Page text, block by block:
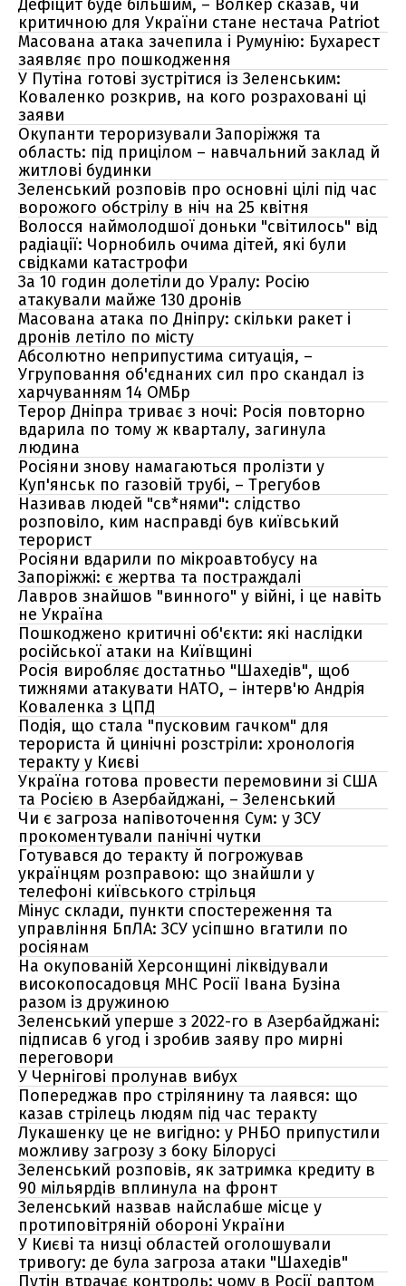
Дефіцит буде більшим, – Волкер сказав, чи
критичною для України стане нестача Patriot
Масована атака зачепила і Румунію: Бухарест
заявляє про пошкодження
У Путіна готові зустрітися із Зеленським:
Коваленко розкрив, на кого розраховані ці
заяви
Окупанти тероризували Запоріжжя та
область: під прицілом – навчальний заклад й
житлові будинки
Зеленський розповів про основні цілі під час
ворожого обстрілу в ніч на 25 квітня
Волосся наймолодшої доньки "світилось" від
радіації: Чорнобиль очима дітей, які були
свідками катастрофи
За 10 годин долетіли до Уралу: Росію
атакували майже 130 дронів
Масована атака по Дніпру: скільки ракет і
дронів летіло по місту
Абсолютно неприпустима ситуація, –
Угруповання об'єднаних сил про скандал із
харчуванням 14 ОМБр
Терор Дніпра триває з ночі: Росія повторно
вдарила по тому ж кварталу, загинула
людина
Росіяни знову намагаються пролізти у
Куп'янськ по газовій трубі, – Трегубов
Називав людей "св*нями": слідство
розповіло, ким насправді був київський
терорист
Росіяни вдарили по мікроавтобусу на
Запоріжжі: є жертва та постраждалі
Лавров знайшов "винного" у війні, і це навіть
не Україна
Пошкоджено критичні об'єкти: які наслідки
російської атаки на Київщині
Росія виробляє достатньо "Шахедів", щоб
тижнями атакувати НАТО, – інтерв'ю Андрія
Коваленка з ЦПД
Подія, що стала "пусковим гачком" для
терориста й цинічні розстріли: хронологія
теракту у Києві
Україна готова провести перемовини зі США
та Росією в Азербайджані, – Зеленський
Чи є загроза напівоточення Сум: у ЗСУ
прокоментували панічні чутки
Готувався до теракту й погрожував
українцям розправою: що знайшли у
телефоні київського стрільця
Мінус склади, пункти спостереження та
управління БпЛА: ЗСУ усіпшно вгатили по
росіянам
На окупованій Херсонщині ліквідували
високопосадовця МНС Росії Івана Бузіна
разом із дружиною
Зеленський уперше з 2022-го в Азербайджані:
підписав 6 угод і зробив заяву про мирні
переговори
У Чернігові пролунав вибух
Попереджав про стрілянину та лаявся: що
казав стрілець людям під час теракту
Лукашенку це не вигідно: у РНБО припустили
можливу загрозу з боку Білорусі
Зеленський розповів, як затримка кредиту в
90 мільярдів вплинула на фронт
Зеленський назвав найслабше місце у
протиповітряній обороні України
У Києві та низці областей оголошували
тривогу: де була загроза атаки "Шахедів"
Путін втрачає контроль: чому в Росії раптом